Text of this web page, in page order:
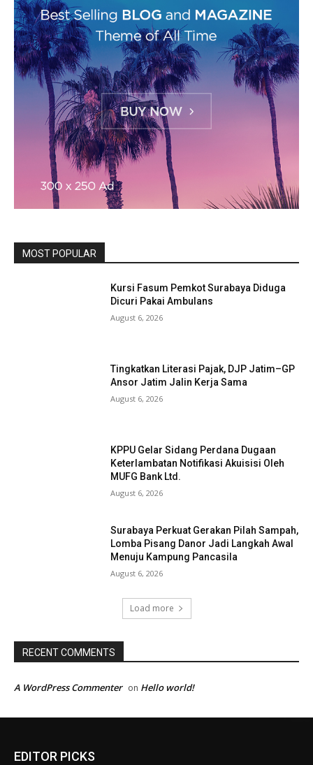
MOST POPULAR
Kursi Fasum Pemkot Surabaya Diduga
Dicuri Pakai Ambulans
August 6, 2026
Tingkatkan Literasi Pajak, DJP Jatim–GP
Ansor Jatim Jalin Kerja Sama
August 6, 2026
KPPU Gelar Sidang Perdana Dugaan
Keterlambatan Notifikasi Akuisisi Oleh
MUFG Bank Ltd.
August 6, 2026
Surabaya Perkuat Gerakan Pilah Sampah,
Lomba Pisang Danor Jadi Langkah Awal
Menuju Kampung Pancasila
August 6, 2026
Load more
RECENT COMMENTS
A WordPress Commenter on Hello world!
EDITOR PICKS